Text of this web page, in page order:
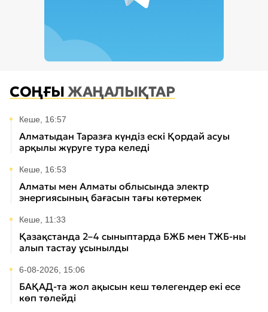
СОҢҒЫЖАҢАЛЫҚТАР
Кеше, 16:57
Алматыдан Таразға күндіз ескі Қордай асуы
арқылы жүруге тура келеді
Кеше, 16:53
Алматы мен Алматы облысында электр
энергиясының бағасын тағы көтермек
Кеше, 11:33
Қазақстанда 2–4 сыныптарда БЖБ мен ТЖБ-ны
алып тастау ұсынылды
6-08-2026, 15:06
БАҚАД-та жол ақысын кеш төлегендер екі есе
көп төлейді